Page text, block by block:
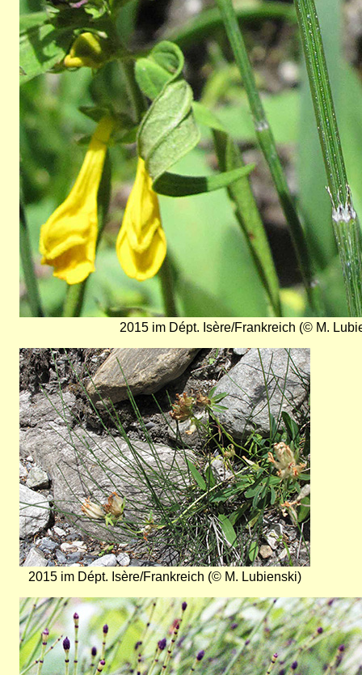
2015 im Dépt. Isère/Frankreich (© M.
Bild
2015 im Dépt. Isère/Frankreich (© M. Lubienski)
Bild